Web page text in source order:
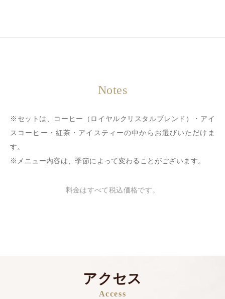
※セットは、コーヒー（ロイヤルクリスタルブレンド）・アイ
スコーヒー・紅茶・アイスティーの中からお選びいただけま
す。
※メニュー内容は、季節によって変わることがございます。
料金はすべて税込価格です。
アクセス
Access